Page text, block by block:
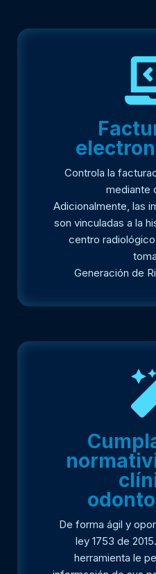
Controla la
mediante
Adicionalmente, las
son vinculadas a la
centro
Generación de
De forma ágil y
ley 1753 de
herramienta le